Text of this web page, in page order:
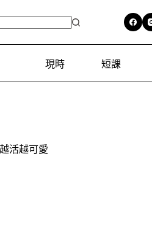
現時 短課
活越可愛